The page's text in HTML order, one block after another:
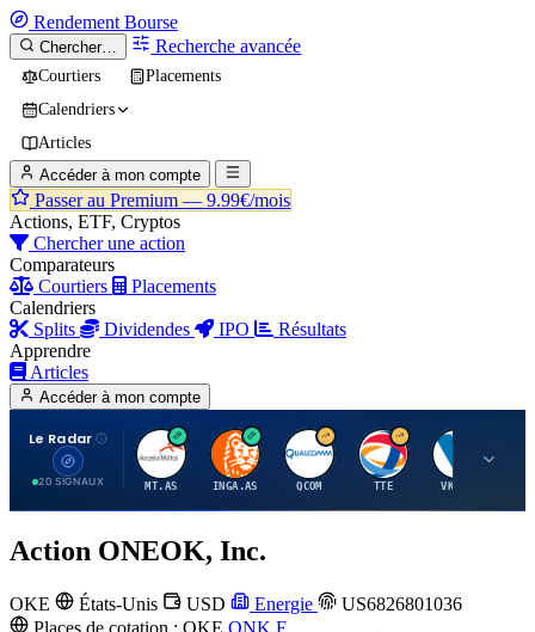
Rendement Bourse
Chercher… Recherche avancée
Courtiers
Placements
Calendriers
Articles
Accéder à mon compte
Passer au Premium — 9.99€/mois
Actions, ETF, Cryptos
Chercher une action
Comparateurs
Courtiers
Placements
Calendriers
Splits
Dividendes IPO
Résultats
Apprendre
Articles
Accéder à mon compte
Le Radar
20 SIGNAUX
A
MT.AS
I
INGA.AS
Q
QCOM
T
TTE VK.PA
Action ONEOK, Inc.
OKE États-Unis USD Energie
US6826801036
Places de cotation : OKE ONK.F